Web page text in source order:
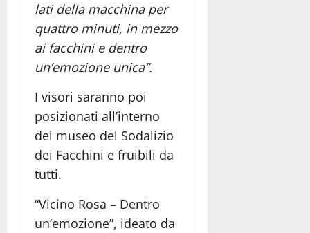
lati della macchina per
quattro minuti, in mezzo
ai facchini e dentro
un’emozione unica”.
I visori saranno poi
posizionati all’interno
del museo del Sodalizio
dei Facchini e fruibili da
tutti.
“Vicino Rosa – Dentro
un’emozione”, ideato da